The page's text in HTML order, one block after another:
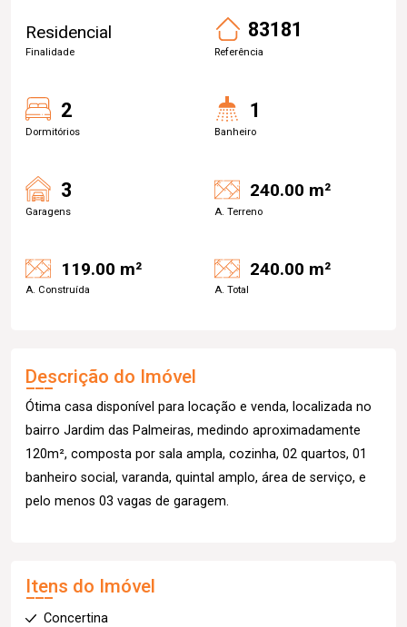
Residencial
Finalidade
83181
Referência
2
Dormitórios
1
Banheiro
3
Garagens
240.00 m²
A. Terreno
119.00 m²
A. Construída
240.00 m²
A. Total
Descrição do Imóvel
Ótima casa disponível para locação e venda, localizada no
bairro Jardim das Palmeiras, medindo aproximadamente
120m², composta por sala ampla, cozinha, 02 quartos, 01
banheiro social, varanda, quintal amplo, área de serviço, e
pelo menos 03 vagas de garagem.
Itens do Imóvel
Concertina